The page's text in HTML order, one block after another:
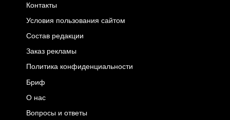
Контакты
Условия пользования сайтом
Состав редакции
Заказ рекламы
Политика конфиденциальности
Бриф
О нас
Вопросы и ответы